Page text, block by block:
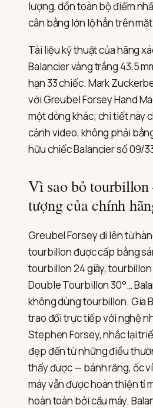
lượng, dồn toàn bộ điểm
cân bằng lớn lộ hẳn trên
Tài liệu kỹ thuật của hãng
Balancier vàng trắng 43,5
hạn 33 chiếc. Mark
với Greubel Forsey Hand
một dòng khác; chi tiết này
cảnh video, không phải
hữu chiếc Balancier số 09/
Vì sao bỏ
tượng của chính
Greubel Forsey đi lên từ
tourbillon được cấp bằng
tourbillon 24 giây,
Double Tourbillon 30°…
không dùng tourbillon. Gia
trao đổi trực tiếp với nghệ
Stephen Forsey, nhắc lại
đẹp đến từ những điều
thấy được — bánh răng, ốc
máy vẫn được hoàn thiện tỉ
hoàn toàn bởi cầu máy.